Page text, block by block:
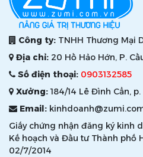
Công ty: TNHH Thương Mại
Địa chỉ: 20 Hồ Hảo Hớn, P.
Số điện thoại: 0903132585
Xưởng:184/14 Lê Đình Cẩn,
Email:
Giấy chứng nhận đăng ký kinh
Kế hoạch và Đầu tư Thành phố
02/7/2014